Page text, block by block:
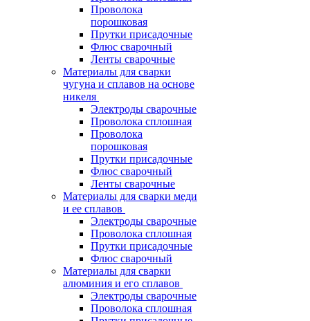
Проволока
порошковая
Прутки присадочные
Флюс сварочный
Ленты сварочные
Материалы для сварки
чугуна и сплавов на основе
никеля
Электроды сварочные
Проволока сплошная
Проволока
порошковая
Прутки присадочные
Флюс сварочный
Ленты сварочные
Материалы для сварки меди
и ее сплавов
Электроды сварочные
Проволока сплошная
Прутки присадочные
Флюс сварочный
Материалы для сварки
алюминия и его сплавов
Электроды сварочные
Проволока сплошная